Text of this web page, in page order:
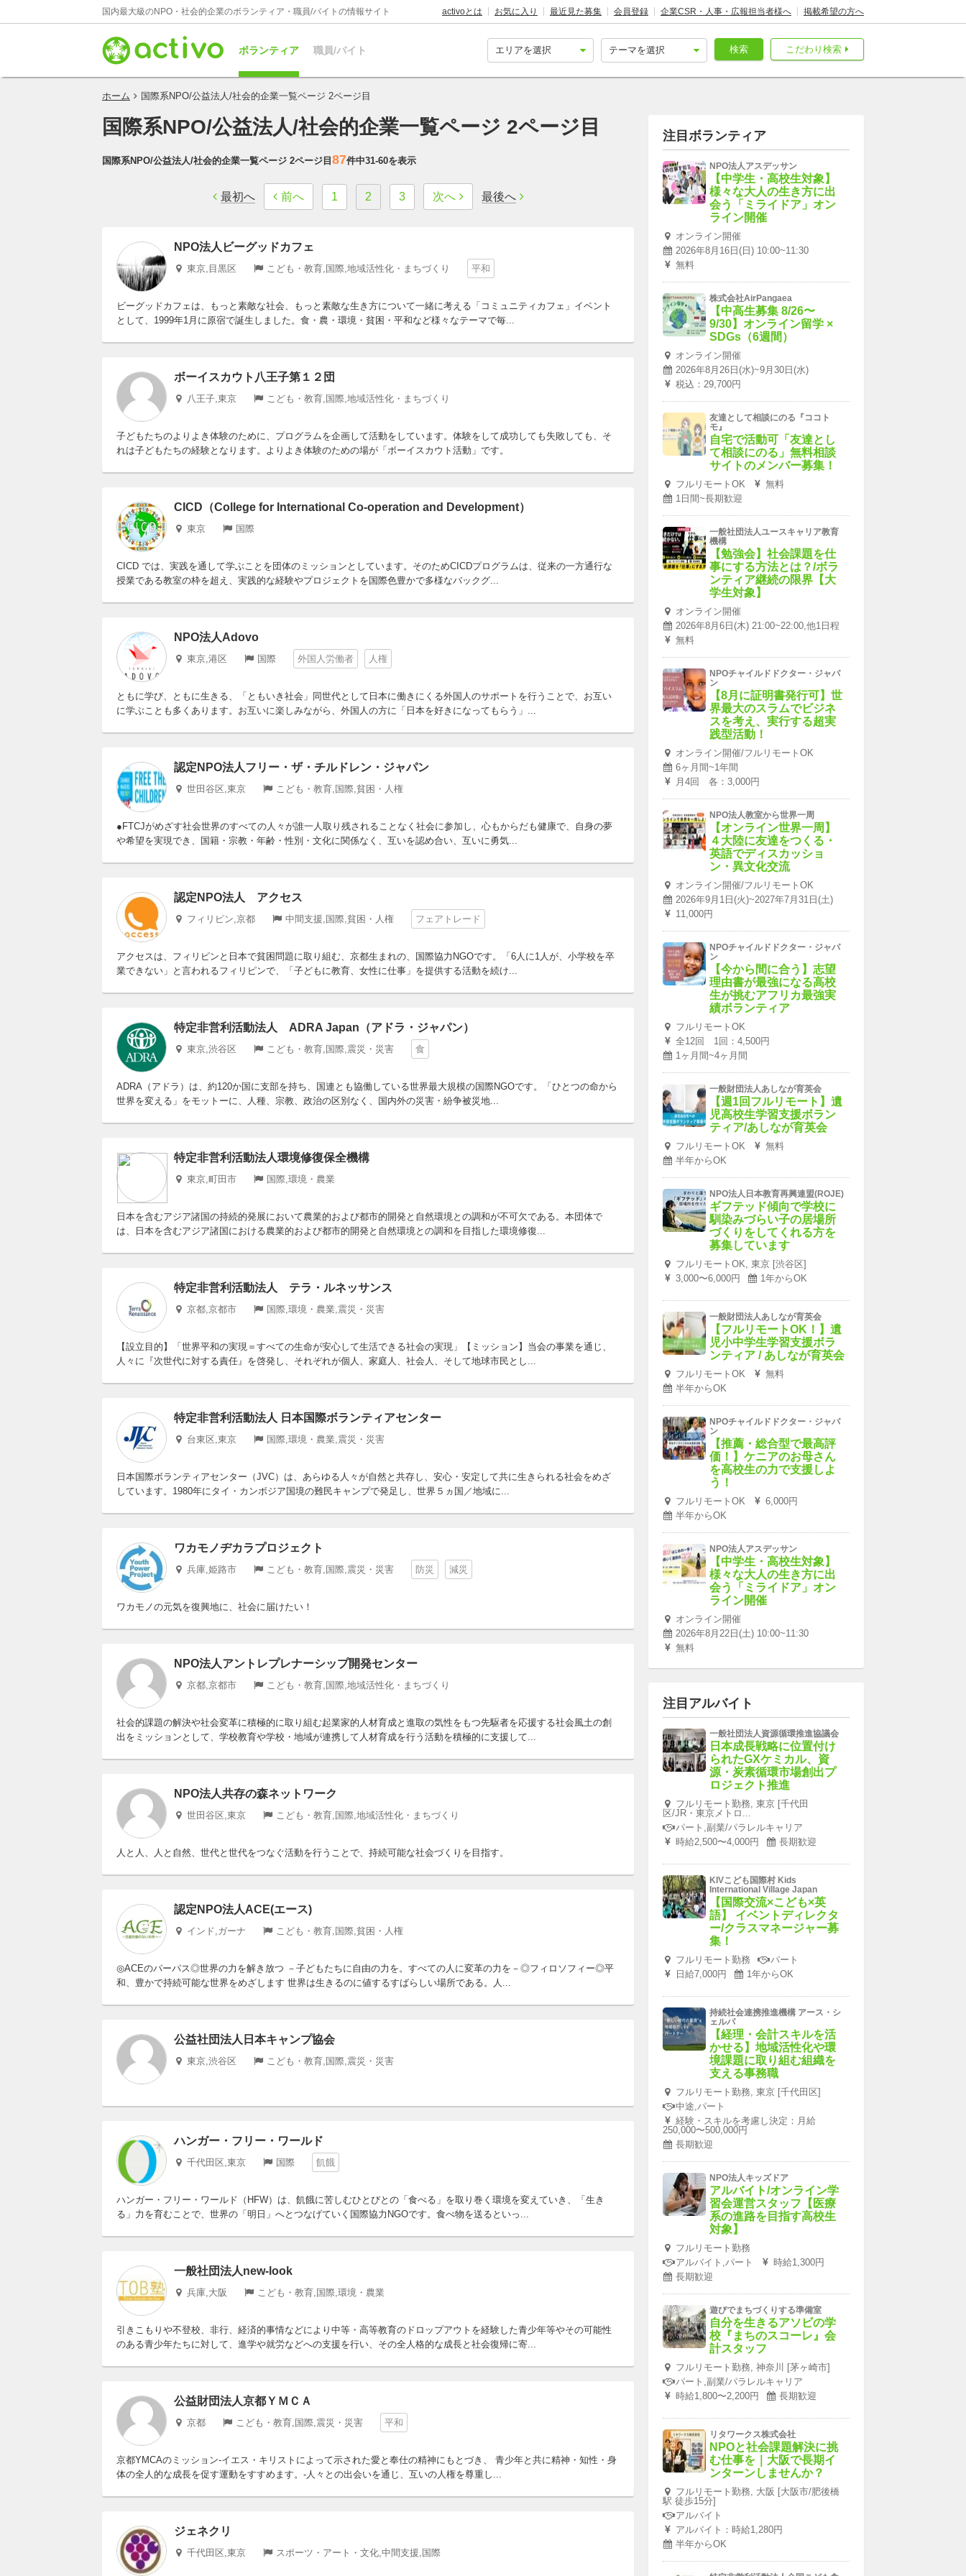
国内最大級のNPO・社会的企業のボランティア・職員/バイトの情報サイト activoとは お気に入り 最近見た募集 会員登録 企業CSR・人事・広報担当者様へ 掲載希望の方へ
ボランティア 職員/バイト こだわり検索
検索
ホーム 国際系NPO/公益法人/社会的企業一覧ページ 2ページ目
国際系NPO/公益法人/社会的企業一覧ページ 2ページ目
国際系NPO/公益法人/社会的企業一覧ページ 2ページ目 87件中31-60を表示
最初へ 前へ 1 2 3 次へ 最後へ
NPO法人ビーグッドカフェ
東京,目黒区 こども・教育,国際,地域活性化・まちづくり 平和
ビーグッドカフェは、もっと素敵な社会、もっと素敵な生き方について一緒に考える「コミュニティカフェ」イベント
として、1999年1月に原宿で誕生しました。食・農・環境・貧困・平和など様々なテーマで毎...
ボーイスカウト八王子第１２団
八王子,東京 こども・教育,国際,地域活性化・まちづくり
子どもたちのよりよき体験のために、プログラムを企画して活動をしています。体験をして成功しても失敗しても、そ
れは子どもたちの経験となります。よりよき体験のための場が「ボーイスカウト活動」です。
CICD（College for International Co-operation and Development）
東京 国際
CICD では、実践を通して学ぶことを団体のミッションとしています。そのためCICDプログラムは、従来の一方通行な
授業である教室の枠を超え、実践的な経験やプロジェクトを国際色豊かで多様なバックグ...
NPO法人Adovo
東京,港区 国際 外国人労働者 人権
ともに学び、ともに生きる、「ともいき社会」同世代として日本に働きにくる外国人のサポートを行うことで、お互い
に学ぶことも多くあります。お互いに楽しみながら、外国人の方に「日本を好きになってもらう」...
認定NPO法人フリー・ザ・チルドレン・ジャパン
世田谷区,東京 こども・教育,国際,貧困・人権
●FTCJがめざす社会世界のすべての人々が誰一人取り残されることなく社会に参加し、心もからだも健康で、自身の夢
や希望を実現でき、国籍・宗教・年齢・性別・文化に関係なく、互いを認め合い、互いに勇気...
認定NPO法人 アクセス
フィリピン,京都 中間支援,国際,貧困・人権 フェアトレード
アクセスは、フィリピンと日本で貧困問題に取り組む、京都生まれの、国際協力NGOです。「6人に1人が、小学校を卒
業できない」と言われるフィリピンで、「子どもに教育、女性に仕事」を提供する活動を続け...
特定非営利活動法人 ADRA Japan（アドラ・ジャパン）
東京,渋谷区 こども・教育,国際,震災・災害 食
ADRA（アドラ）は、約120か国に支部を持ち、国連とも協働している世界最大規模の国際NGOです。「ひとつの命から
世界を変える」をモットーに、人種、宗教、政治の区別なく、国内外の災害・紛争被災地...
特定非営利活動法人環境修復保全機構
東京,町田市 国際,環境・農業
日本を含むアジア諸国の持続的発展において農業的および都市的開発と自然環境との調和が不可欠である。本団体で
は、日本を含むアジア諸国における農業的および都市的開発と自然環境との調和を目指した環境修復...
特定非営利活動法人 テラ・ルネッサンス
京都,京都市 国際,環境・農業,震災・災害
【設立目的】「世界平和の実現＝すべての生命が安心して生活できる社会の実現」【ミッション】当会の事業を通じ、
人々に『次世代に対する責任』を啓発し、それぞれが個人、家庭人、社会人、そして地球市民とし...
特定非営利活動法人 日本国際ボランティアセンター
台東区,東京 国際,環境・農業,震災・災害
日本国際ボランティアセンター（JVC）は、あらゆる人々が自然と共存し、安心・安定して共に生きられる社会をめざ
しています。1980年にタイ・カンボジア国境の難民キャンプで発足し、世界５ヵ国／地域に...
ワカモノヂカラプロジェクト
兵庫,姫路市 こども・教育,国際,震災・災害 防災 減災
ワカモノの元気を復興地に、社会に届けたい！
NPO法人アントレプレナーシップ開発センター
京都,京都市 こども・教育,国際,地域活性化・まちづくり
社会的課題の解決や社会変革に積極的に取り組む起業家的人材育成と進取の気性をもつ先駆者を応援する社会風土の創
出をミッションとして、学校教育や学校・地域が連携して人材育成を行う活動を積極的に支援して...
NPO法人共存の森ネットワーク
世田谷区,東京 こども・教育,国際,地域活性化・まちづくり
人と人、人と自然、世代と世代をつなぐ活動を行うことで、持続可能な社会づくりを目指す。
認定NPO法人ACE(エース)
インド,ガーナ こども・教育,国際,貧困・人権
◎ACEのパーパス◎世界の力を解き放つ －子どもたちに自由の力を。すべての人に変革の力を－◎フィロソフィー◎平
和、豊かで持続可能な世界をめざします 世界は生きるのに値するすばらしい場所である。人...
公益社団法人日本キャンプ協会
東京,渋谷区 こども・教育,国際,震災・災害
ハンガー・フリー・ワールド
千代田区,東京 国際 飢餓
ハンガー・フリー・ワールド（HFW）は、飢餓に苦しむひとびとの「食べる」を取り巻く環境を変えていき、「生き
る」力を育むことで、世界の「明日」へとつなげていく国際協力NGOです。食べ物を送るといっ...
一般社団法人new-look
兵庫,大阪 こども・教育,国際,環境・農業
引きこもりや不登校、非行、経済的事情などにより中等・高等教育のドロップアウトを経験した青少年等やその可能性
のある青少年たちに対して、進学や就労などへの支援を行い、その全人格的な成長と社会復帰に寄...
公益財団法人京都ＹＭＣＡ
京都 こども・教育,国際,震災・災害 平和
京都YMCAのミッション-イエス・キリストによって示された愛と奉仕の精神にもとづき、 青少年と共に精神・知性・身
体の全人的な成長を促す運動をすすめます。-人々との出会いを通じ、互いの人権を尊重し...
ジェネクリ
千代田区,東京 スポーツ・アート・文化,中間支援,国際
注目ボランティア
NPO法人アスデッサン
【中学生・高校生対象】
様々な大人の生き方に出
会う「ミライドア」オン
ライン開催
オンライン開催
2026年8月16日(日) 10:00~11:30
無料
株式会社AirPangaea
【中高生募集 8/26〜
9/30】オンライン留学 ×
SDGs（6週間）
オンライン開催
2026年8月26日(水)~9月30日(水)
税込：29,700円
友達として相談にのる『ココト
モ』
自宅で活動可「友達とし
て相談にのる」無料相談
サイトのメンバー募集！
フルリモートOK
無料
1日間~長期歓迎
一般社団法人ユースキャリア教育
機構
【勉強会】社会課題を仕
事にする方法とは？/ボラ
ンティア継続の限界【大
学生対象】
オンライン開催
2026年8月6日(木) 21:00~22:00,他1日程
無料
NPOチャイルドドクター・ジャパ
ン
【8月に証明書発行可】世
界最大のスラムでビジネ
スを考え、実行する超実
践型活動！
オンライン開催/フルリモートOK
6ヶ月間~1年間
月4回 各：3,000円
NPO法人教室から世界一周
【オンライン世界一周】
４大陸に友達をつくる・
英語でディスカッショ
ン・異文化交流
オンライン開催/フルリモートOK
2026年9月1日(火)~2027年7月31日(土)
11,000円
NPOチャイルドドクター・ジャパ
ン
【今から間に合う】志望
理由書が最強になる高校
生が挑むアフリカ最強実
績ボランティア
フルリモートOK
全12回 1回：4,500円
1ヶ月間~4ヶ月間
一般財団法人あしなが育英会
【週1回フルリモート】遺
児高校生学習支援ボラン
ティア/あしなが育英会
フルリモートOK
無料
半年からOK
NPO法人日本教育再興連盟(ROJE)
ギフテッド傾向で学校に
馴染みづらい子の居場所
づくりをしてくれる方を
募集しています
フルリモートOK, 東京 [渋谷区]
3,000〜6,000円
1年からOK
一般財団法人あしなが育英会
【フルリモートOK！】遺
児小中学生学習支援ボラ
ンティア / あしなが育英会
フルリモートOK
無料
半年からOK
NPOチャイルドドクター・ジャパ
ン
【推薦・総合型で最高評
価！】ケニアのお母さん
を高校生の力で支援しよ
う！
フルリモートOK
6,000円
半年からOK
NPO法人アスデッサン
【中学生・高校生対象】
様々な大人の生き方に出
会う「ミライドア」オン
ライン開催
オンライン開催
2026年8月22日(土) 10:00~11:30
無料
注目アルバイト
一般社団法人資源循環推進協議会
日本成長戦略に位置付け
られたGXケミカル、資
源・炭素循環市場創出プ
ロジェクト推進
フルリモート勤務, 東京 [千代田
区/JR・東京メトロ...
パート,副業/パラレルキャリア
時給2,500〜4,000円
長期歓迎
KIVこども国際村 Kids
International Village Japan
【国際交流×こども×英
語】 イベントディレクタ
ー/クラスマネージャー募
集！
フルリモート勤務
パート
日給7,000円
1年からOK
持続社会連携推進機構 アース・シ
ェルパ
【経理・会計スキルを活
かせる】地域活性化や環
境課題に取り組む組織を
支える事務職
フルリモート勤務, 東京 [千代田区]
中途,パート
経験・スキルを考慮し決定：月給
250,000〜500,000円
長期歓迎
NPO法人キッズドア
アルバイト/オンライン学
習会運営スタッフ【医療
系の進路を目指す高校生
対象】
フルリモート勤務
アルバイト,パート
時給1,300円
長期歓迎
遊びでまちづくりする準備室
自分を生きるアソビの学
校『まちのスコーレ』会
計スタッフ
フルリモート勤務, 神奈川 [茅ヶ崎市]
パート,副業/パラレルキャリア
時給1,800〜2,200円
長期歓迎
リタワークス株式会社
NPOと社会課題解決に挑
む仕事を｜大阪で長期イ
ンターンしませんか？
フルリモート勤務, 大阪 [大阪市/肥後橋
駅 徒歩15分]
アルバイト
アルバイト：時給1,280円
半年からOK